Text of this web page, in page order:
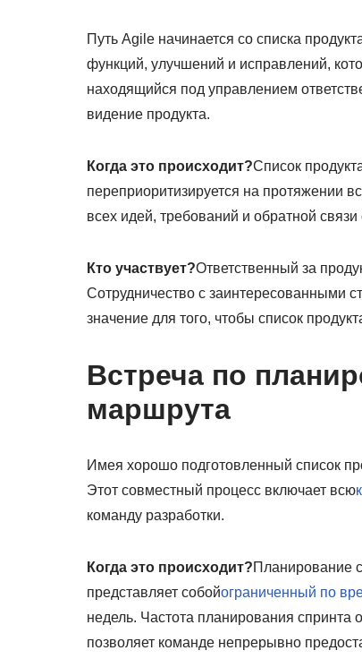
Путь Agile начинается со списка
функций, улучшений и исправлений,
находящийся под управлением
видение продукта.
Когда это происходит?Список
переприоритизируется на протяжении
всех идей, требований и обратной
Кто участвует?Ответственный за
Сотрудничество с заинтересованными
значение для того, чтобы список
Встреча по
маршрута
Имея хорошо подготовленный список
Этот совместный процесс включает всю
команду разработки.
Когда это происходит?Планирование
представляет собойограниченный по
недель. Частота планирования
позволяет команде непрерывно